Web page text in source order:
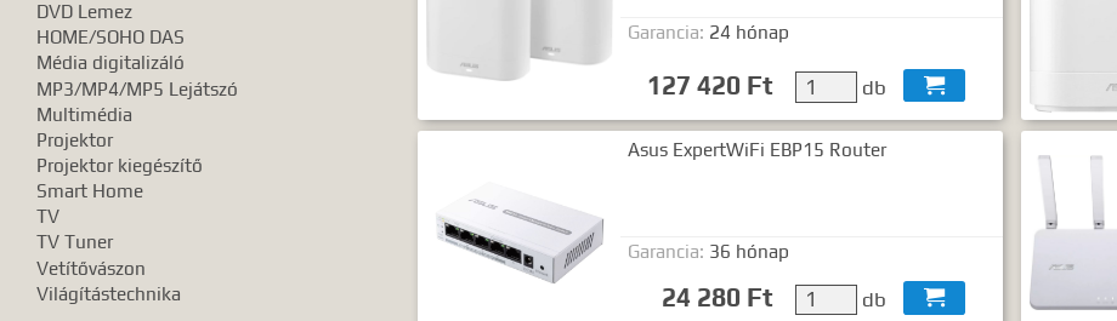
DVD Lemez
HOME/SOHO DAS
Média digitalizáló
MP3/MP4/MP5 Lejátszó
Multimédia
Projektor
Projektor kiegészítő
Smart Home
TV
TV Tuner
Vetítővászon
Világítástechnika
Garancia: 24 hónap
127 420 Ft db 
Asus ExpertWiFi EBP15 Router
Garancia: 36 hónap
24 280 Ft db 